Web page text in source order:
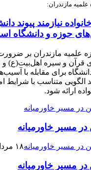
مازندران:
نیازمند پیوند
حوزه و دانشگاه
علمیه مازندران بر
قرآن و سیره
برای مقابله با
الگویی متناسب با شرایط
ارائه شود.
در مسیر خاورمیانه
۱۸ مرداد ۱۴۰۵
در مسیر خاورمیانه